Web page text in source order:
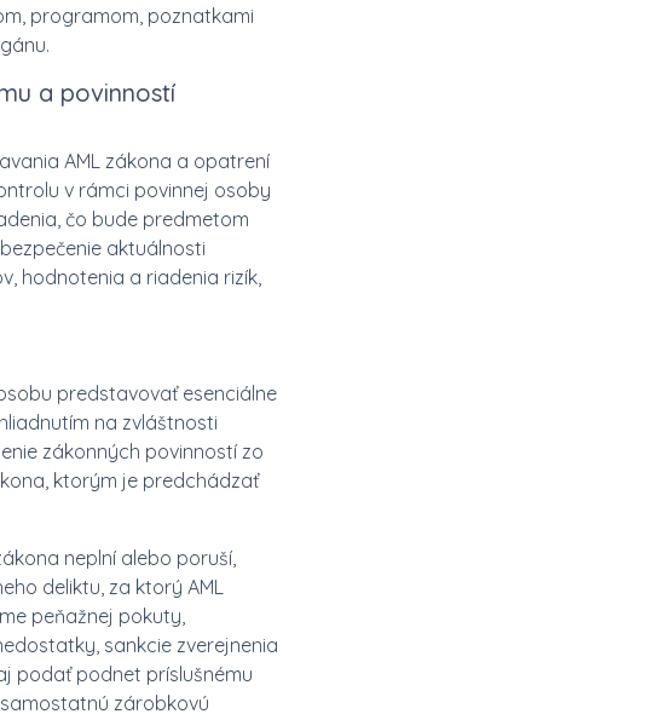
programom, poznatkami
a povinností
AML zákona a opatrení
v rámci povinnej osoby
čo bude predmetom
aktuálnosti
hodnotenia a riadenia rizík,
predstavovať esenciálne
na zvláštnosti
zákonných povinností zo
ktorým je predchádzať
neplní alebo poruší,
deliktu, za ktorý AML
peňažnej pokuty,
sankcie zverejnenia
podať podnet príslušnému
zárobkovú